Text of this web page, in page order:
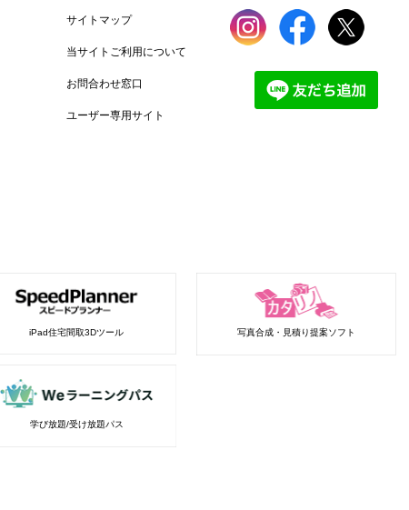
サイトマップ
当サイトご利用について
お問合わせ窓口
ユーザー専用サイト
iPad住宅間取3Dツール 写真合成・見積り提案ソフト
学び放題/受け放題パス